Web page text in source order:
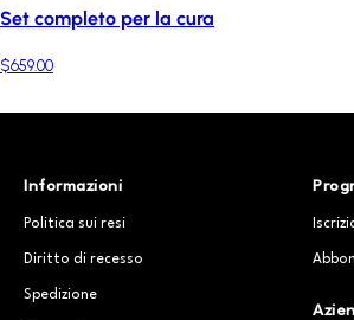
Set completo per la cura
$659.00
Informazioni
Politica sui resi
Diritto di recesso
Spedizione